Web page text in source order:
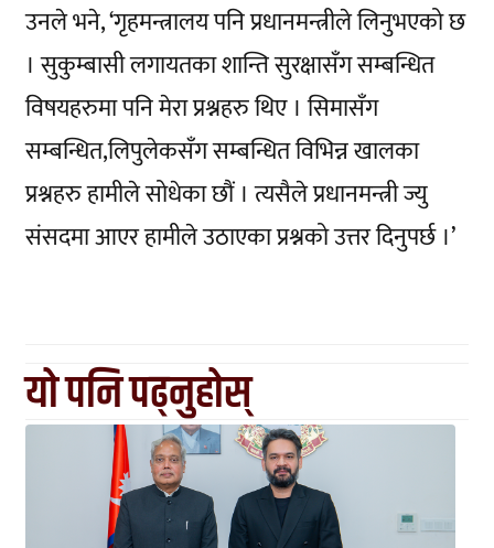
उनले भने, ‘गृहमन्त्रालय पनि प्रधानमन्त्रीले लिनुभएको छ
। सुकुम्बासी लगायतका शान्ति सुरक्षासँग सम्बन्धित
विषयहरुमा पनि मेरा प्रश्नहरु थिए । सिमासँग
सम्बन्धित,लिपुलेकसँग सम्बन्धित विभिन्न खालका
प्रश्नहरु हामीले सोधेका छौं । त्यसैले प्रधानमन्त्री ज्यु
संसदमा आएर हामीले उठाएका प्रश्नको उत्तर दिनुपर्छ ।’
यो पनि पढ्नुहोस्